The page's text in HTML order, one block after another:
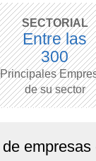
SECTORIAL
Entre las
300
Principales
de su sector